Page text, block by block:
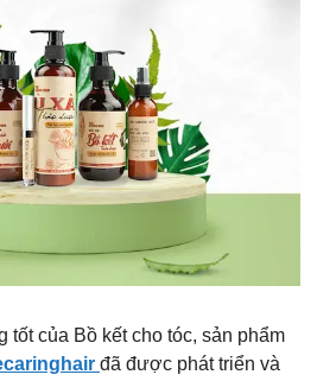
tốt của Bồ kết cho tóc, sản phẩm
đã được phát triển và